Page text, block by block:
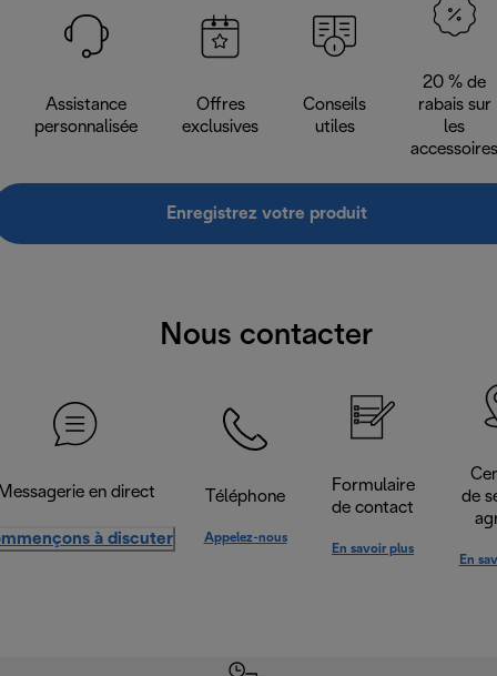
Assistance
personnalisée
Offres
exclusives
Conseils
utiles
20 % de
rabais sur
les
accessoires
Enregistrez votre produit
Nous contacter
en direct
à discuter
Téléphone
Appelez-nous
Formulaire
de contact
En savoir plus
de
En